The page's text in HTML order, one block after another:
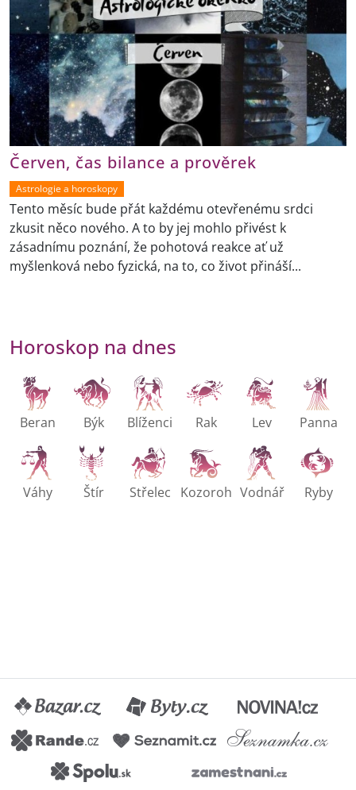
Červen, čas bilance a prověrek
Astrologie a horoskopy
Tento měsíc bude přát každému otevřenému srdci
zkusit něco nového. A to by jej mohlo přivést k
zásadnímu poznání, že pohotová reakce ať už
myšlenková nebo fyzická, na to, co život přináší...
Horoskop na dnes
Beran Býk Blíženci Rak Lev Panna
Váhy Štír Střelec Kozoroh Vodnář Ryby